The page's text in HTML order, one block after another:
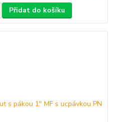
Přidat do košíku